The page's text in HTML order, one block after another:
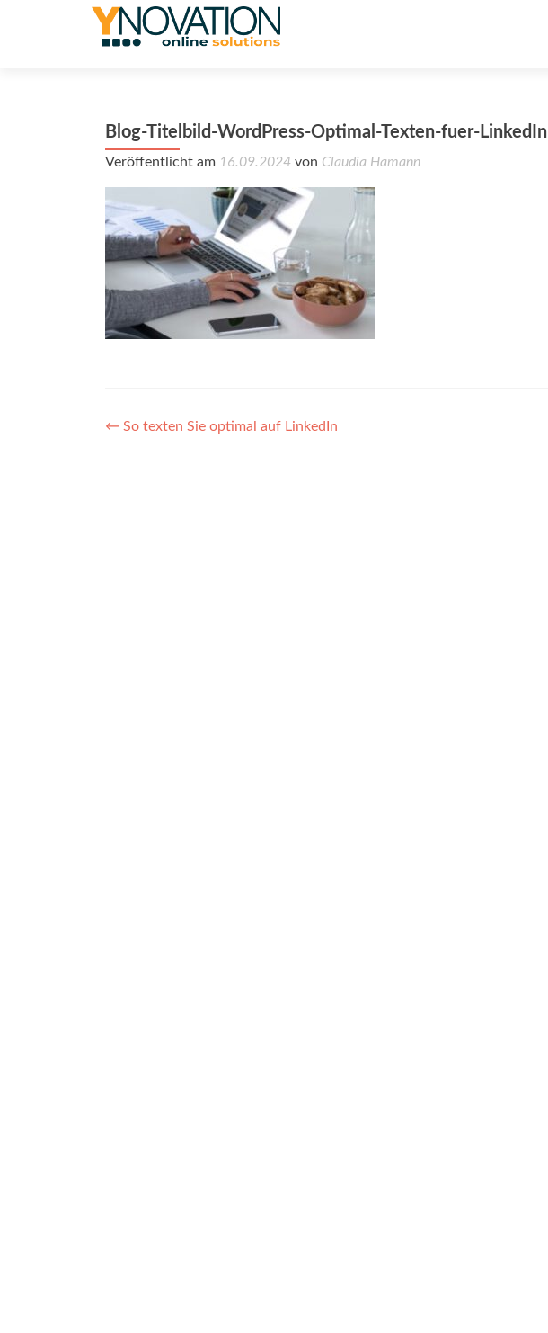
Blog-Titelbild-WordPress-Optimal-Texten-fuer-LinkedIn
Veröffentlicht am 16.09.2024 von Claudia Hamann
Post
← So texten Sie optimal auf LinkedIn